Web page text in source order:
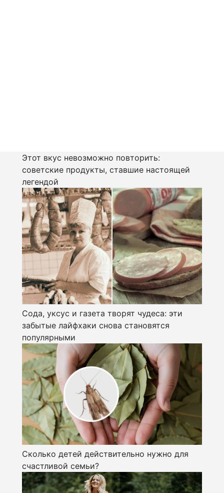
Этот вкус невозможно повторить:
советские продукты, ставшие настоящей
легендой
Сода, уксус и газета творят чудеса: эти
забытые лайфхаки снова становятся
популярными
Сколько детей действительно нужно для
счастливой семьи?